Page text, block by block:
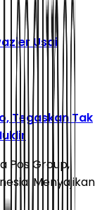
Usai
Tegaskan Tak
Pos Group,
Menyajikan